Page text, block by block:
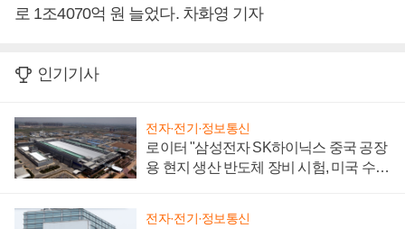
로 1조4070억 원 늘었다. 차화영 기자
인기기사
전자·전기·정보통신
로이터 "삼성전자 SK하이닉스 중국 공장
용 현지 생산 반도체 장비 시험, 미국 수출
전자·전기·정보통신